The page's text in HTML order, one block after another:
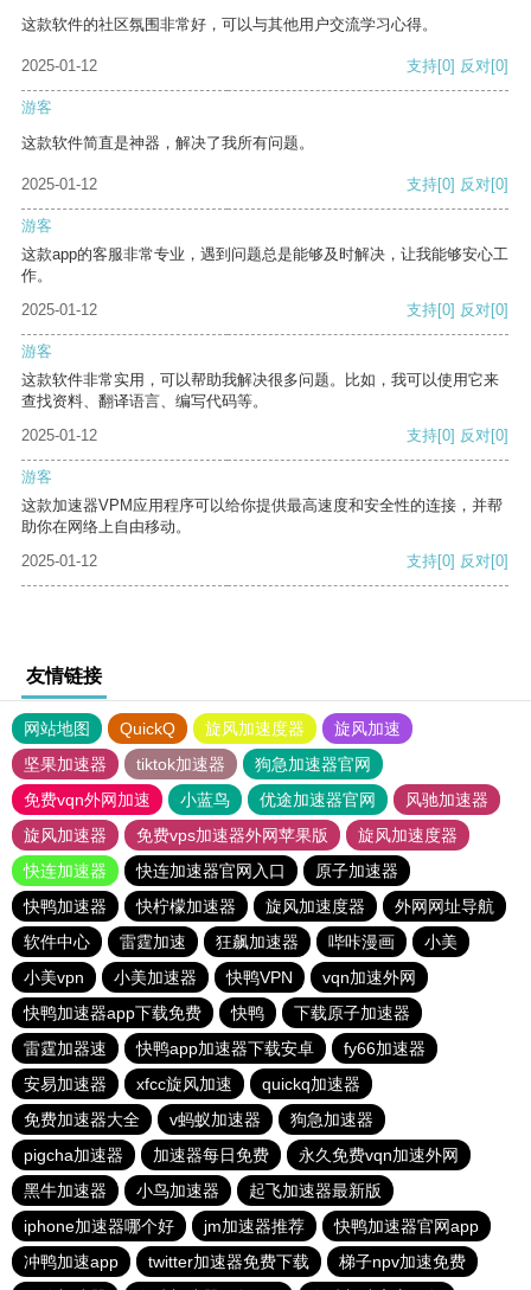
这款软件的社区氛围非常好，可以与其他用户交流学习心得。
2025-01-12 支持[0] 反对[0]
游客
这款软件简直是神器，解决了我所有问题。
2025-01-12 支持[0] 反对[0]
游客
这款app的客服非常专业，遇到问题总是能够及时解决，让我能够安心工
作。
2025-01-12
支持[0] 反对[0]
游客
这款软件非常实用，可以帮助我解决很多问题。比如，我可以使用它来
查找资料、翻译语言、编写代码等。
2025-01-12
支持[0] 反对[0]
游客
这款加速器VPM应用程序可以给你提供最高速度和安全性的连接，并帮
助你在网络上自由移动。
2025-01-12
支持[0] 反对[0]
友情链接
网站地图 QuickQ 旋风加速度器
旋风加速
坚果加速器
tiktok加速器
狗急加速器官网
免费vqn外网加速
小蓝鸟 优途加速器官网
风驰加速器
旋风加速器
免费vps加速器外网苹果版
旋风加速度器
快连加速器
快连加速器官网入口
原子加速器
快鸭加速器
快柠檬加速器 旋风加速度器
外网网址导航
软件中心
雷霆加速 狂飙加速器 哔咔漫画
小美
小美vpn
小美加速器 快鸭VPN
vqn加速外网
快鸭加速器app下载免费
快鸭
下载原子加速器
雷霆加器速
快鸭app加速器下载安卓
fy66加速器
安易加速器
xfcc旋风加速
quickq加速器
免费加速器大全
v蚂蚁加速器
狗急加速器
pigcha加速器
加速器每日免费
永久免费vqn加速外网
黑牛加速器
小鸟加速器
起飞加速器最新版
iphone加速器哪个好
jm加速器推荐
快鸭加速器官网app
冲鸭加速app
twitter加速器免费下载
梯子npv加速免费